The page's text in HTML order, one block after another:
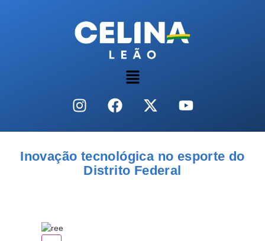
Inovação tecnológica no esporte do
Distrito Federal